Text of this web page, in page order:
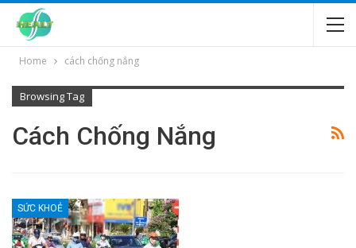
Home cách chống nắng
Browsing Tag
Cách Chống Nắng
SỨC KHOẺ